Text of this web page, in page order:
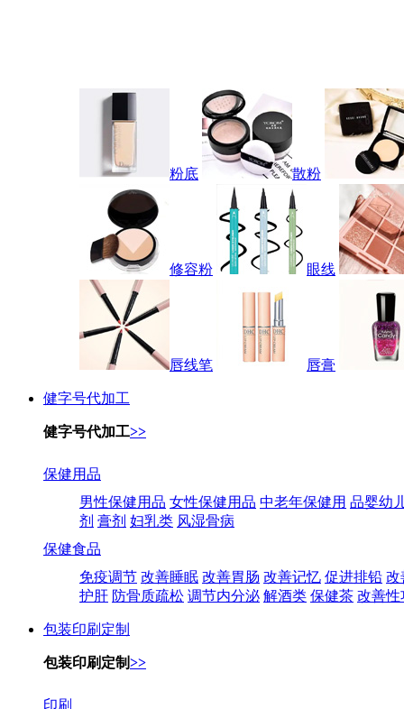
粉底 散粉
修容粉 眼线
唇线笔 唇膏
健字号代加工
健字号代加工>>
保健用品
男性保健用品 女性保健用品 中老年保健用 品婴幼
剂 膏剂 妇乳类 风湿骨病
保健食品
免疫调节 改善睡眠 改善胃肠 改善记忆 促进排铅 改
护肝 防骨质疏松 调节内分泌 解酒类 保健茶 改善性
包装印刷定制
包装印刷定制>>
印刷